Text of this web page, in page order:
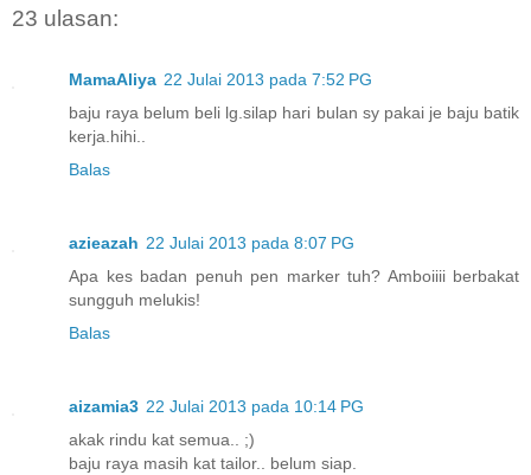
23 ulasan:
MamaAliya 22 Julai 2013 pada 7:52 PG
baju raya belum beli lg.silap hari bulan sy pakai je baju batik
kerja.hihi..
Balas
azieazah 22 Julai 2013 pada 8:07 PG
Apa kes badan penuh pen marker tuh? Amboiiii berbakat
sungguh melukis!
Balas
aizamia3 22 Julai 2013 pada 10:14 PG
akak rindu kat semua.. ;)
baju raya masih kat tailor.. belum siap.